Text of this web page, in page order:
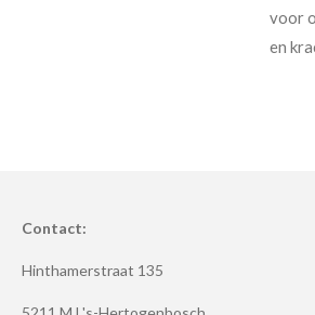
voor
en
Contact:
Hinthamerstraat 135